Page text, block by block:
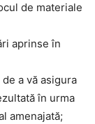
de materiale
aprinse în
a vă asigura
în urma
amenajată;